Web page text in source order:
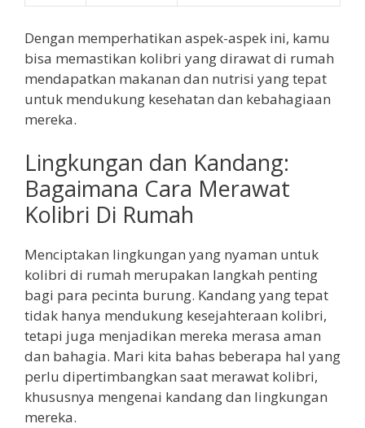
Dengan memperhatikan aspek-aspek ini, kamu
bisa memastikan kolibri yang dirawat di rumah
mendapatkan makanan dan nutrisi yang tepat
untuk mendukung kesehatan dan kebahagiaan
mereka.
Lingkungan dan Kandang:
Bagaimana Cara Merawat
Kolibri Di Rumah
Menciptakan lingkungan yang nyaman untuk
kolibri di rumah merupakan langkah penting
bagi para pecinta burung. Kandang yang tepat
tidak hanya mendukung kesejahteraan kolibri,
tetapi juga menjadikan mereka merasa aman
dan bahagia. Mari kita bahas beberapa hal yang
perlu dipertimbangkan saat merawat kolibri,
khususnya mengenai kandang dan lingkungan
mereka.